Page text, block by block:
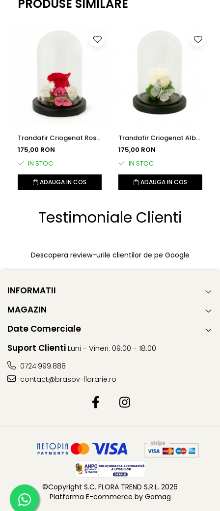
PRODUSE SIMILARE
Trandafir Criogenat Rosu
in Cupola
175,00 RON
IN STOC
ADAUGA IN COS
Trandafir Criogenat Alb
in Cupola
175,00 RON
IN STOC
ADAUGA IN COS
Testimoniale Clienti
Descopera review-urile clientilor de pe Google
INFORMATII
MAGAZIN
Date Comerciale
Suport ClientiLuni - Vineri: 09:00 - 18:00
0724.999.888
contact@brasov-florarie.ro
©Copyright S.C. FLORA TREND S.R.L. 2026
Platforma E-commerce by Gomag